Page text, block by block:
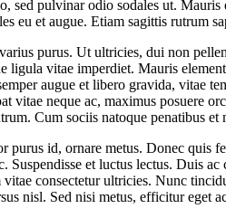
sed pulvinar odio sodales ut.
eu et augue. Etiam sagittis rutrum
purus. Ut ultricies, dui non
ligula vitae imperdiet. Mauris
augue et libero gravida, vitae
vitae neque ac, maximus posuere
Cum sociis natoque penatibus
purus id, ornare metus. Donec quis
Suspendisse et luctus lectus. Duis
consectetur ultricies. Nunc
nisl. Sed nisi metus, efficitur eget